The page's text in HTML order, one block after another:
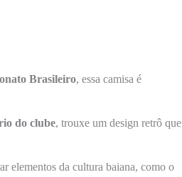
Brasileiro, essa camisa é
do clube, trouxe um design retrô que
elementos da cultura baiana, como o